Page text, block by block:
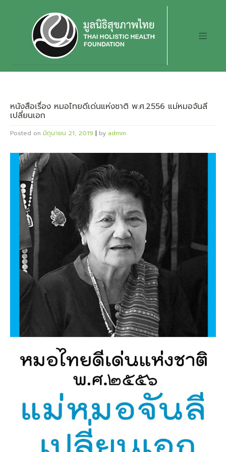
หนังสือเรื่อง หมอไทยดีเด่นแห่งชาติ พ.ศ.2556 แม่หมอจันลี
เปลี่ยนเอก
Posted on มิถุนายน 21, 2019 | by admin